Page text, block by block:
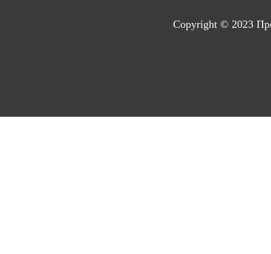
Copyright © 2023